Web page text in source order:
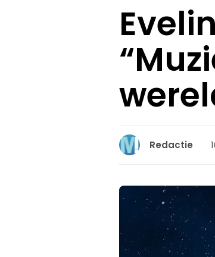
Redactie